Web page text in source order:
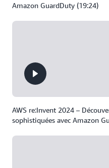
Amazon GuardDuty (19:24)
AWS re:Invent 2024 –
sophistiquées avec Amazon